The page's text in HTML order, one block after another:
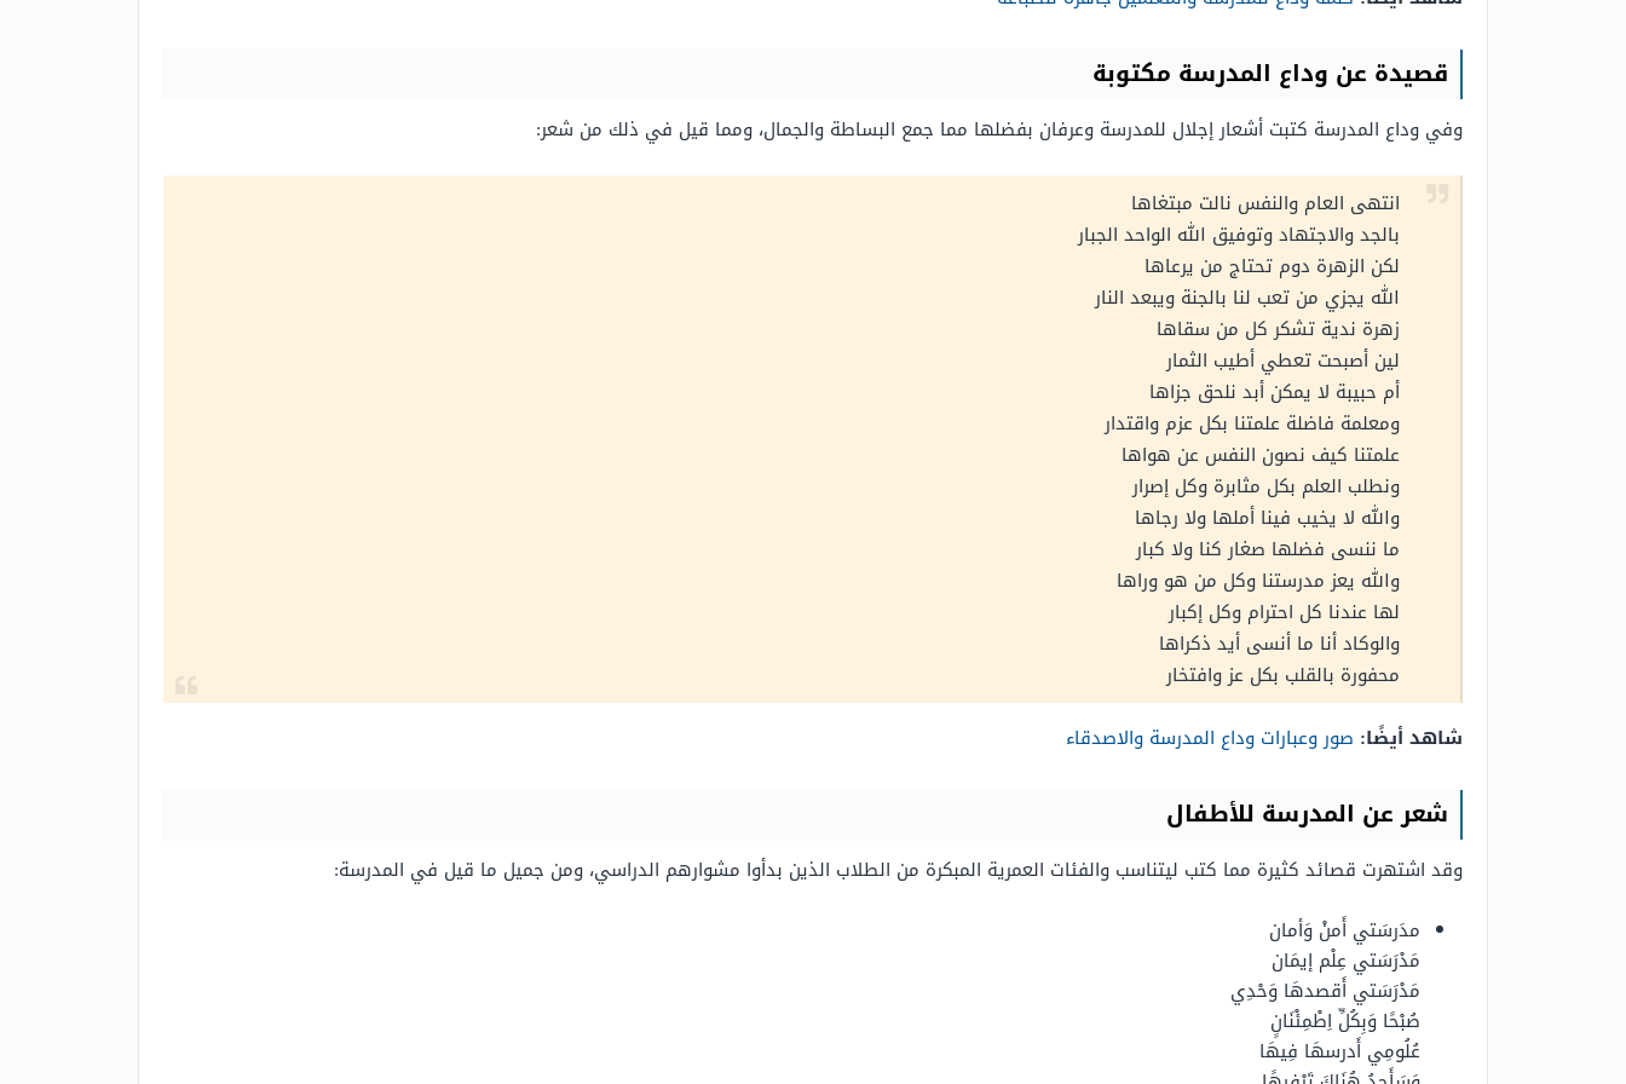
قصيدة عن وداع المدرسة مكتوبة
وفي وداع المدرسة كتبت أشعار إجلال للمدرسة وعرفان بفضلها مما جمع البساطة والجمال، ومما قيل في ذلك من شعر:
انتهى العام والنفس نالت مبتغاها
بالجد والاجتهاد وتوفيق الله الواحد الجبار
لكن الزهرة دوم تحتاج من يرعاها
الله يجزي من تعب لنا بالجنة ويبعد النار
زهرة ندية تشكر كل من سقاها
لين أصبحت تعطي أطيب الثمار
أم حبيبة لا يمكن أبد نلحق جزاها
ومعلمة فاضلة علمتنا بكل عزم واقتدار
علمتنا كيف نصون النفس عن هواها
ونطلب العلم بكل مثابرة وكل إصرار
والله لا يخيب فينا أملها ولا رجاها
ما ننسى فضلها صغار كنا ولا كبار
والله يعز مدرستنا وكل من هو وراها
لها عندنا كل احترام وكل إكبار
والوكاد أنا ما أنسى أيد ذكراها
محفورة بالقلب بكل عز وافتخار
شاهد أيضًا: صور وعبارات وداع المدرسة والاصدقاء
شعر عن المدرسة للأطفال
وقد اشتهرت قصائد كثيرة مما كتب ليتناسب والفئات العمرية المبكرة من الطلاب الذين بدأوا مشوارهم الدراسي، ومن جميل ما قيل في المدرسة:
مدَرسَتي أَمنْ وَأمان
مَدْرَسَتي عِلْم إيمَان
مَدْرَسَتي أَقصدهَا وَحْدِي
صُبْحًا وَبِكُلِّ اِطْمِئْنَانٍ
عُلُومِي أَدرسهَا فِيهَا